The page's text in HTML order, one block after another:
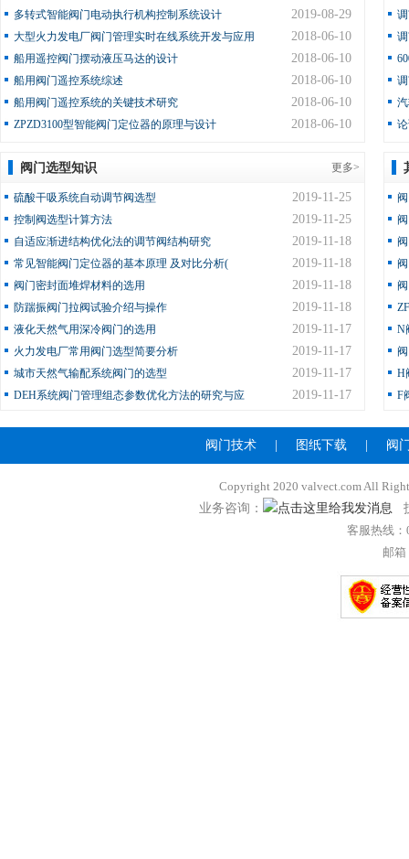
多转式智能阀门电动执行机构控制系统设计 2019-08-29
大型火力发电厂阀门管理实时在线系统开发与应用 2018-06-10
船用遥控阀门摆动液压马达的设计 2018-06-10
船用阀门遥控系统综述 2018-06-10
船用阀门遥控系统的关键技术研究 2018-06-10
ZPZD3100型智能阀门定位器的原理与设计 2018-06-10
阀门选型知识 更多>
硫酸干吸系统自动调节阀选型 2019-11-25
控制阀选型计算方法 2019-11-25
自适应渐进结构优化法的调节阀结构研究 2019-11-18
常见智能阀门定位器的基本原理 及对比分析( 2019-11-18
阀门密封面堆焊材料的选用 2019-11-18
防踹振阀门拉阀试验介绍与操作 2019-11-18
液化天然气用深冷阀门的选用 2019-11-17
火力发电厂常用阀门选型简要分析 2019-11-17
城市天然气输配系统阀门的选型 2019-11-17
DEH系统阀门管理组态参数优化方法的研究与应 2019-11-17
N
H
F
阀门技术 图纸下载 阀
Copyright 2020 valvect.com All
业务咨询：
客服热线：
邮箱